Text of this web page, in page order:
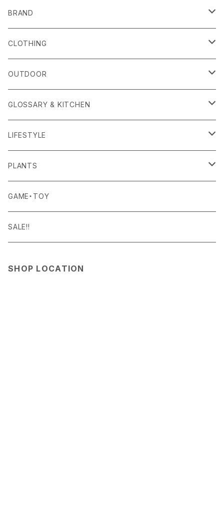
BRAND
alls
Amina Collection
APOTHEKE FRAGRANCE
BAICYCLON
BISQUE
Curry Mason
Detail
CLOTHING
OUTER
TOPS
BOTTOMS
ROOM WEAR
SHOES
HAT・CAP
OUTDOOR
CARRYING GOODS
LIGHTING
MILITARY GOODS
NITE IZE
S-BBINER
RGM
GLOSSARY & KITCHEN
FOOD
DRINK
KITCHEN GOODS
TABLEWARE
LIFESTYLE
ALOMA
ART PIECE
BODY & SKIN CARE
PLANTS
POTTED PLANTS
TERRARIUM
GAME・TOY
SALE!!
SHOP LOCATION